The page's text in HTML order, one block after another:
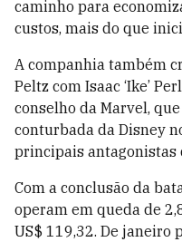
caminho para
custos, mais do que
A companhia também
Peltz com Isaac ‘Ike’
conselho da Marvel,
conturbada da Disney
principais antagonistas
Com a conclusão da
operam em queda de
US$ 119,32. De janeiro